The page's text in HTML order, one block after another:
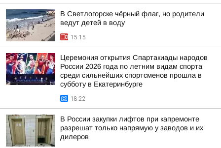
В Светлогорске чёрный флаг, но родители
ведут детей в воду
15:15
Церемония открытия Спартакиады народов
России 2026 года по летним видам спорта
среди сильнейших спортсменов прошла в
субботу в Екатеринбурге
18:22
В России закупки лифтов при капремонте
разрешат только напрямую у заводов и их
дилеров